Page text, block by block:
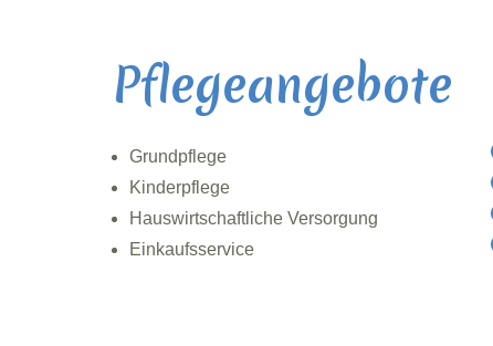
Pflegeangebote
Grundpflege
Kinderpflege
Hauswirtschaftliche Versorgung
Einkaufsservice